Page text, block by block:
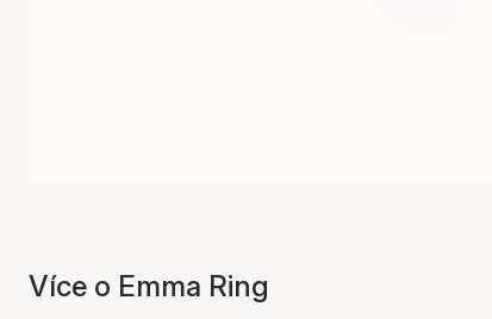
Více o Emma Ring